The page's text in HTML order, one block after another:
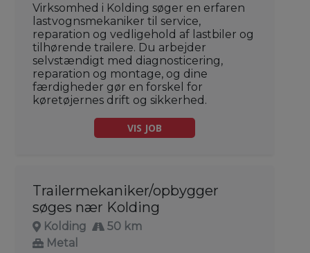
Virksomhed i Kolding søger en erfaren
lastvognsmekaniker til service,
reparation og vedligehold af lastbiler og
tilhørende trailere. Du arbejder
selvstændigt med diagnosticering,
reparation og montage, og dine
færdigheder gør en forskel for
køretøjernes drift og sikkerhed.
VIS JOB
Trailermekaniker/opbygger
søges nær Kolding
Kolding
50 km
Metal